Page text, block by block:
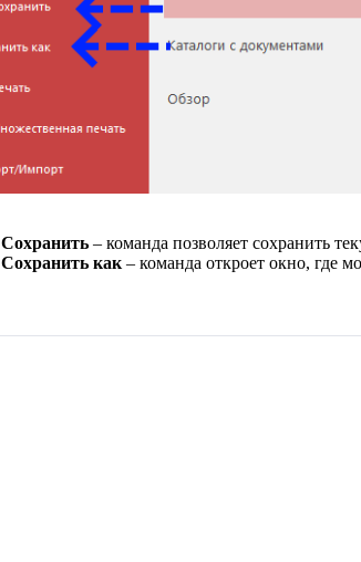
Сохранить – команда позволяет сохранить
Сохранить как – команда откроет окно, где